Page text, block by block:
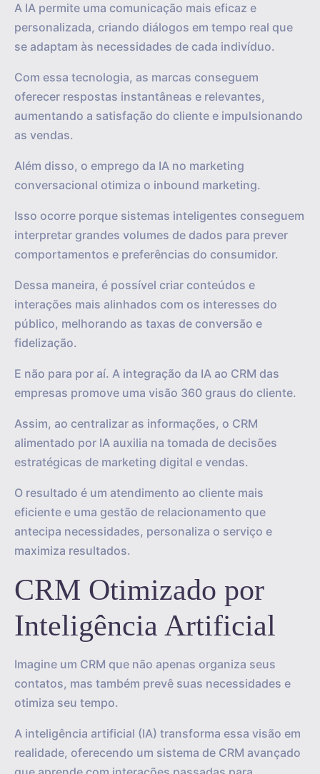
A IA permite uma comunicação mais eficaz e
personalizada, criando diálogos em tempo real que
se adaptam às necessidades de cada indivíduo.
Com essa tecnologia, as marcas conseguem
oferecer respostas instantâneas e relevantes,
aumentando a satisfação do cliente e impulsionando
as vendas.
Além disso, o emprego da IA no marketing
conversacional otimiza o inbound marketing.
Isso ocorre porque sistemas inteligentes conseguem
interpretar grandes volumes de dados para prever
comportamentos e preferências do consumidor.
Dessa maneira, é possível criar conteúdos e
interações mais alinhados com os interesses do
público, melhorando as taxas de conversão e
fidelização.
E não para por aí. A integração da IA ao CRM das
empresas promove uma visão 360 graus do cliente.
Assim, ao centralizar as informações, o CRM
alimentado por IA auxilia na tomada de decisões
estratégicas de marketing digital e vendas.
O resultado é um atendimento ao cliente mais
eficiente e uma gestão de relacionamento que
antecipa necessidades, personaliza o serviço e
maximiza resultados.
CRM Otimizado por
Inteligência Artificial
Imagine um CRM que não apenas organiza seus
contatos, mas também prevê suas necessidades e
otimiza seu tempo.
A inteligência artificial (IA) transforma essa visão em
realidade, oferecendo um sistema de CRM avançado